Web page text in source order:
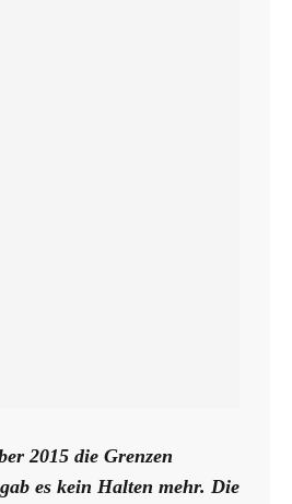
2015 die Grenzen
es kein Halten mehr. Die